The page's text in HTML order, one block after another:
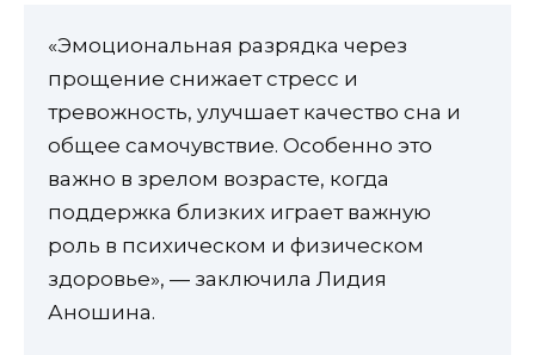
«Эмоциональная разрядка через
прощение снижает стресс и
тревожность, улучшает качество сна и
общее самочувствие. Особенно это
важно в зрелом возрасте, когда
поддержка близких играет важную
роль в психическом и физическом
здоровье», — заключила Лидия
Аношина.